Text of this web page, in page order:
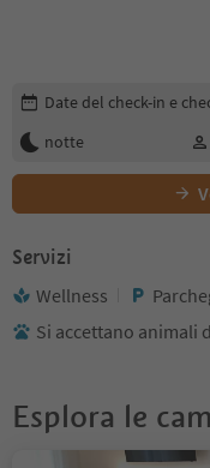
Modifica i dettagli della
Date del check-in e
notte
Servizi
Wellness
Si accettano animali
Esplora le